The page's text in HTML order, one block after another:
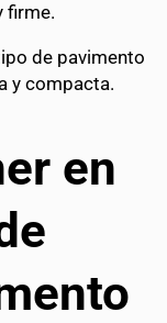
firme.
de pavimento
y compacta.
en